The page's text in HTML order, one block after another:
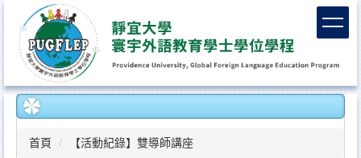
容
區
首頁 【活動紀錄】雙導師講座